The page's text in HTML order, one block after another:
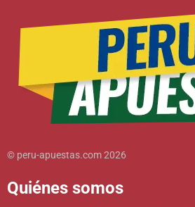
© peru-apuestas.com 2026
Quiénes somos